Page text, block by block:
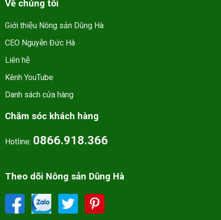
Về chúng tôi
Giới thiệu Nông sản Dũng Hà
CEO Nguyễn Đức Hà
Liên hệ
Kênh YouTube
Danh sách cửa hàng
Chăm sóc khách hàng
Hotline: 0866.918.366
Theo dõi Nông sản Dũng Hà